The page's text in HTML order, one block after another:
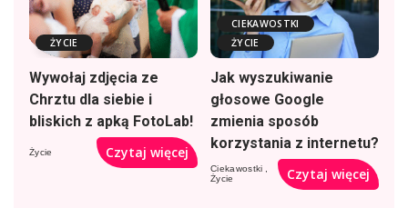
ŻYCIE
Wywołaj zdjęcia ze
Chrztu dla siebie i
bliskich z apką FotoLab!
Życie Czytaj więcej
CIEKAWOSTKI
ŻYCIE
Jak wyszukiwanie
głosowe Google
zmienia sposób
korzystania z internetu?
Ciekawostki
Życie
Czytaj więcej